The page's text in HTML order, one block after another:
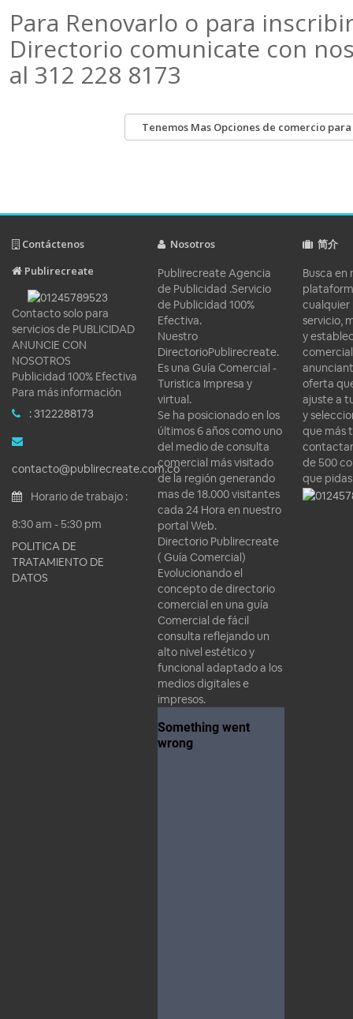
Para Renovarlo o para
Directorio comunicate con
al 312 228 8173
Tenemos Mas Opciones de comercio
Contáctenos
Publirecreate
Contacto solo para
servicios de PUBLICIDAD
ANUNCIE CON
NOSOTROS
Publicidad 100% Efectiva
Para más información
: 3122288173
contacto@publirecreate.com.co
Horario de trabajo :
8:30 am - 5:30 pm
POLITICA DE
TRATAMIENTO DE
DATOS
Nosotros
Publirecreate Agencia
de Publicidad .Servicio
de Publicidad 100%
Efectiva.
Nuestro
DirectorioPublirecreate.
Es una Guía Comercial -
Turistica Impresa y
virtual.
Se ha posicionado en los
últimos 6 años como uno
del medio de consulta
comercial más visitado
de la región generando
mas de 18.000 visitantes
cada 24 Hora en nuestro
portal Web.
Directorio Publirecreate
( Guía Comercial)
Evolucionando el
concepto de directorio
comercial en una guía
Comercial de fácil
consulta reflejando un
alto nivel estético y
funcional adaptado a los
medios digitales e
impresos.
简介
Busca en
servicio,
y
oferta
ajuste a
y
que más
de 500
que